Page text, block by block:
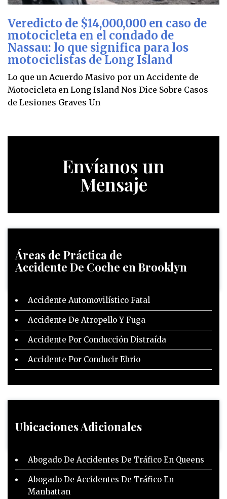
Veredicto de $14,000,000 en caso de
motocicleta en el condado de
Nassau: lo que significa para los
motociclistas de Long Island
Lo que un Acuerdo Masivo por un Accidente de
Motocicleta en Long Island Nos Dice Sobre Casos
de Lesiones Graves Un
Envíanos un
Mensaje
Áreas de Práctica de
Accidente De Coche en Brooklyn
Accidente Automovilístico Fatal
Accidente De Atropello Y Fuga
Accidente Por Conducción Distraída
Accidente Por Conducir Ebrio
Ubicaciones Adicionales
Abogado De Accidentes De Tráfico En Queens
Abogado De Accidentes De Tráfico En
Manhattan